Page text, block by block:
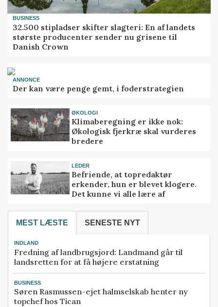
BUSINESS
32.500 stipladser skifter slagteri: En af landets
største producenter sender nu grisene til
Danish Crown
ANNONCE
Der kan være penge gemt, i foderstrategien
ØKOLOGI
Klimaberegning er ikke nok:
Økologisk fjerkræ skal vurderes
bredere
LEDER
Befriende, at topredaktør
erkender, hun er blevet klogere.
Det kunne vi alle lære af
MEST LÆSTE SENESTE NYT
INDLAND
Fredning af landbrugsjord: Landmand går til
landsretten for at få højere erstatning
BUSINESS
Søren Rasmussen-ejet halmselskab henter ny
topchef hos Tican